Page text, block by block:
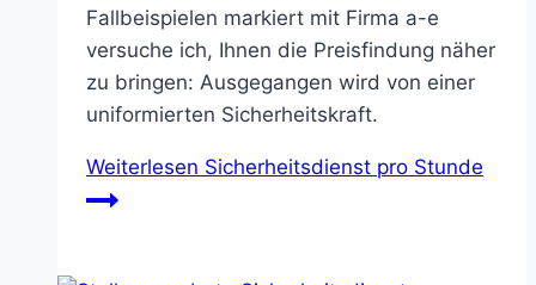
Fallbeispielen markiert mit Firma a-e
versuche ich, Ihnen die Preisfindung näher
zu bringen: Ausgegangen wird von einer
uniformierten Sicherheitskraft.
Weiterlesen Sicherheitsdienst pro Stunde